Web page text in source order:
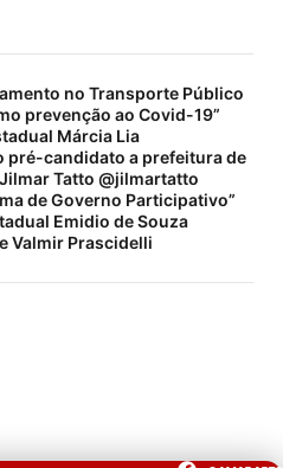
no Transporte Público
prevenção ao Covid-19”
Márcia Lia
pré-candidato a prefeitura de
Tatto @jilmartatto
de Governo Participativo”
Emidio de Souza
Valmir Prascidelli